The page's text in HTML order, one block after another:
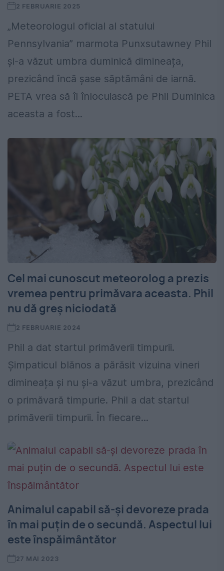
2 FEBRUARIE 2025
„Meteorologul oficial al statului
Pennsylvania” marmota Punxsutawney Phil
și-a văzut umbra duminică dimineața,
prezicând încă șase săptămâni de iarnă.
PETA vrea să îl înlocuiască pe Phil Duminica
aceasta a fost...
Cel mai cunoscut meteorolog a prezis
vremea pentru primăvara aceasta. Phil
nu dă greș niciodată
2 FEBRUARIE 2024
Phil a dat startul primăverii timpurii.
Şimpaticul blănos a părăsit vizuina vineri
dimineața și nu și-a văzut umbra, prezicând
o primăvară timpurie. Phil a dat startul
primăverii timpurii. În fiecare...
Animalul capabil să-și devoreze prada
în mai puțin de o secundă. Aspectul lui
este înspăimântător
27 MAI 2023